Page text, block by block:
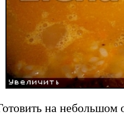
на небольшом